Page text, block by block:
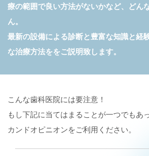
療の範囲で良い方法がないかなど、どん
ん。
最新の設備による診断と豊富な知識と経
な治療方法ををご説明致します。
こんな歯科医院には要注意！
もし下記に当てはまることが一つでもあ
カンドオピニオンをご利用ください。